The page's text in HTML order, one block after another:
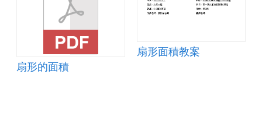
扇形的面積
扇形面積教案